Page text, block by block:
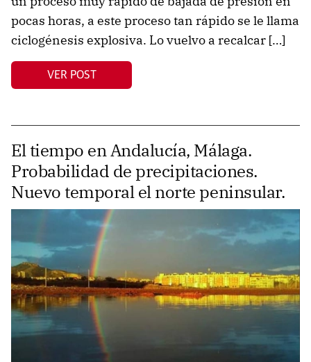
pocas horas, a este proceso tan rápido se le llama
ciclogénesis explosiva. Lo vuelvo a recalcar […]
VER POST
El tiempo en Andalucía, Málaga.
Probabilidad de precipitaciones.
Nuevo temporal el norte peninsular.